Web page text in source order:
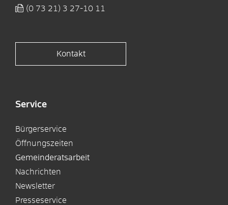
(0 73 21) 3 27-10 11
Kontakt
Service
Bürgerservice
Öffnungszeiten
Gemeinderatsarbeit
Nachrichten
Newsletter
Presseservice